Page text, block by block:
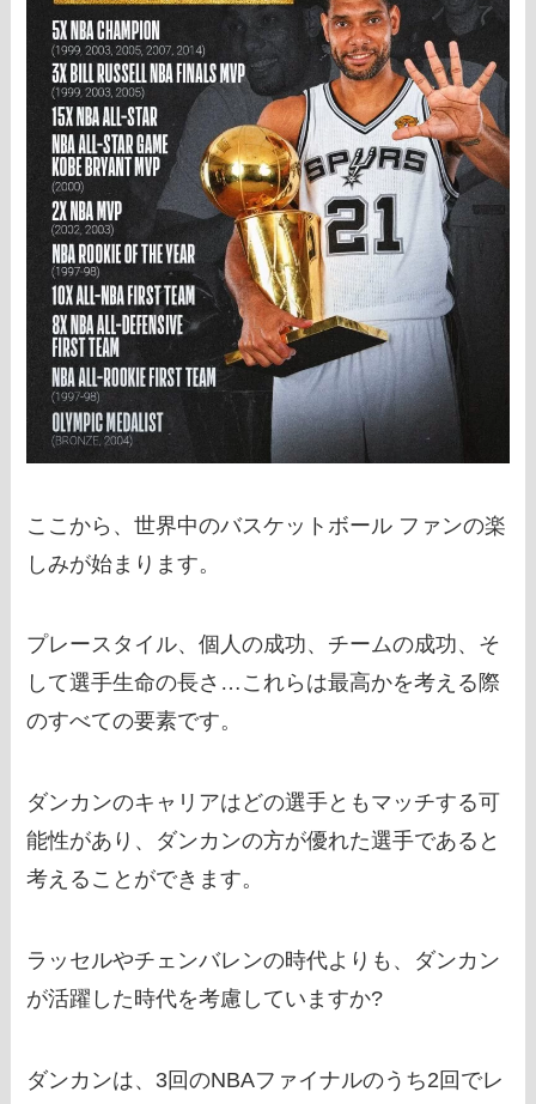
ここから、世界中のバスケットボール ファンの楽
しみが始まります。
プレースタイル、個人の成功、チームの成功、そ
して選手生命の長さ…これらは最高かを考える際
のすべての要素です。
ダンカンのキャリアはどの選手ともマッチする可
能性があり、ダンカンの方が優れた選手であると
考えることができます。
ラッセルやチェンバレンの時代よりも、ダンカン
が活躍した時代を考慮していますか?
ダンカンは、3回のNBAファイナルのうち2回でレ